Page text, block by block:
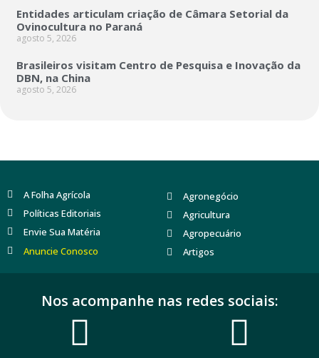
Entidades articulam criação de Câmara Setorial da
Ovinocultura no Paraná
agosto 5, 2026
Brasileiros visitam Centro de Pesquisa e Inovação da
DBN, na China
agosto 5, 2026
A Folha Agrícola
Políticas Editoriais
Envie Sua Matéria
Anuncie Conosco
Agronegócio
Agricultura
Agropecuário
Artigos
Nos acompanhe nas redes sociais: